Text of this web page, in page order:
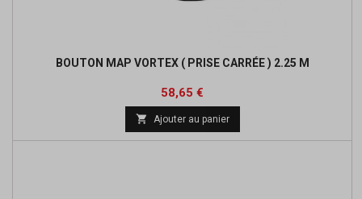
BOUTON MAP VORTEX ( PRISE CARRÉE ) 2.25 M
Prix
58,65 €
base
 Ajouter au panier